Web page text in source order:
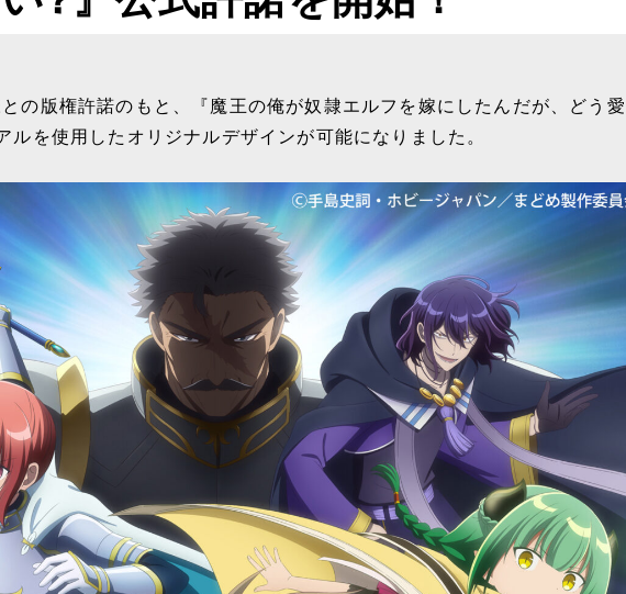
の版権許諾のもと、『魔王の俺が奴隷エルフを嫁にしたんだが、どう
を使用したオリジナルデザインが可能になりました。